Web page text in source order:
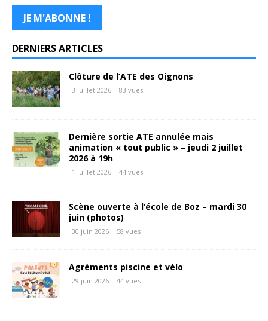
DERNIERS ARTICLES
Clôture de l’ATE des Oignons
3 juillet 2026 83 vues
Dernière sortie ATE annulée mais
animation « tout public » – jeudi 2 juillet
2026 à 19h
1 juillet 2026 44 vues
Scène ouverte à l’école de Boz – mardi 30
juin (photos)
30 juin 2026 58 vues
Agréments piscine et vélo
29 juin 2026 44 vues